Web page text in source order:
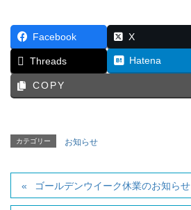
Facebook X
Threads Hatena
COPY
カテゴリー お知らせ
ゴールデンウイーク休業のお知らせ